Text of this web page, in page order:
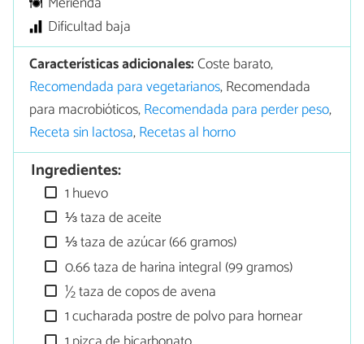
Dificultad baja
Características adicionales:Coste barato,
Recomendada para vegetarianos, Recomendada
para macrobióticos,Recomendada para perder peso,
Receta sin lactosa,Recetas al horno
Ingredientes:
1 huevo
⅓ taza de aceite
⅓ taza de azúcar (66 gramos)
0.66 taza de harina integral (99 gramos)
½ taza de copos de avena
1 cucharada postre de polvo para hornear